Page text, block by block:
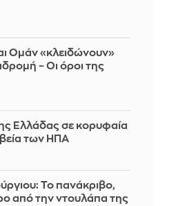
Ομάν «κλειδώνουν»
– Οι όροι της
Ελλάδας σε κορυφαία
των ΗΠΑ
Το πανάκριβο,
από την ντουλάπα της